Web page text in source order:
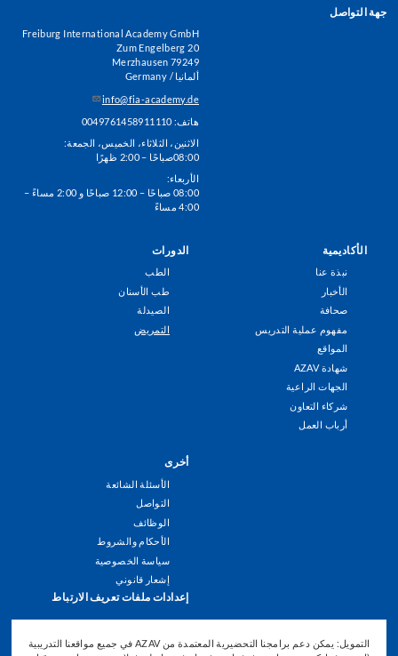
جهة التواصل
Freiburg International Academy GmbH
Zum Engelberg 20
79249 Merzhausen
ألمانيا / Germany
info@fia-academy.de
هاتف: 0049761458911110
الاثنين، الثلاثاء، الخميس، الجمعة:
08:00صباحًا – 2:00 ظهرًا
الأربعاء:
08:00 صباحًا – 12:00 صباحًا و 2:00 مساءً –
4:00 مساءً
Footer
Menu
الدورات
الطب
طب الأسنان
الصيدلة
التمريض
الأكاديمية
نبذة عنا
الأخبار
صحافة
مفهوم عملية التدريس
المواقع
شهادة AZAV
الجهات الراعية
شركاء التعاون
أرباب العمل
أخرى
الأسئلة الشائعة
التواصل
الوظائف
الأحكام والشروط
سياسة الخصوصية
إشعار قانوني
إعدادات ملفات تعريف الارتباط
التمويل: يمكن دعم برامجنا التحضيرية المعتمدة من AZAV في جميع مواقعنا التدريبية